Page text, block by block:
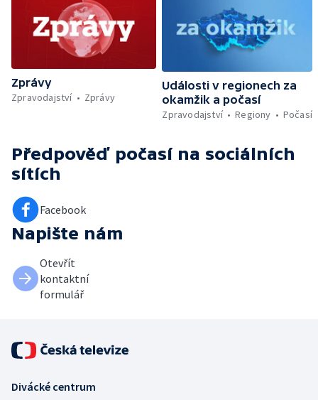
Zprávy
Zpravodajství
Zprávy
Události v regionech za
okamžik a počasí
Zpravodajství
Regiony Počasí
Předpověď počasí na sociálních
sítích
Facebook
Napište nám
Otevřít
kontaktní
formulář
Divácké centrum